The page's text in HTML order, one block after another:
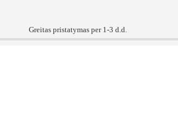
Greitas pristatymas per 1-3 d.d.